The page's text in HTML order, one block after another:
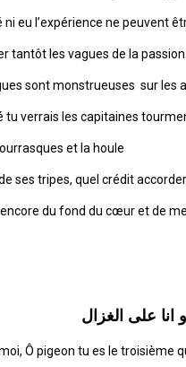
ni eu l’expérience ne peuvent
tantôt les vagues de la
sont monstrueuses sur les
tu verrais les capitaines
et la houle
ses tripes, quel crédit
du fond du cœur et de
على
Ô pigeon tu es le troisième